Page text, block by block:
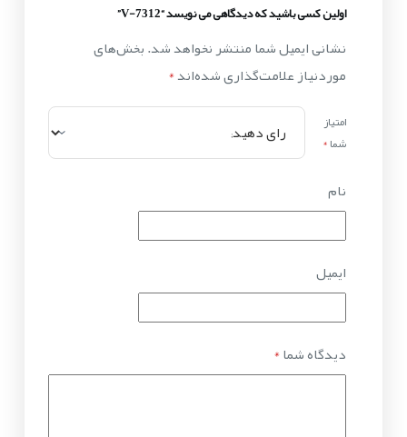
اولین کسی باشید که دیدگاهی می نویسد “V-7312”
نشانی ایمیل شما منتشر نخواهد شد.بخش‌های
موردنیاز علامت‌گذاری شده‌اند*
امتیاز
شما*
نام
ایمیل
دیدگاه شما*